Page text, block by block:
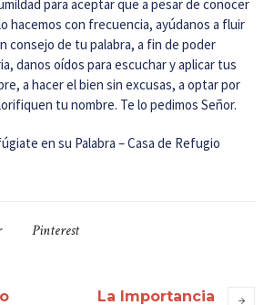
para aceptar que a pesar de conocer
hacemos con frecuencia, ayúdanos a fluir
consejo de tu palabra, a fin de poder
danos oídos para escuchar y aplicar tus
a hacer el bien sin excusas, a optar por
tu nombre. Te lo pedimos Señor.
en su Palabra – Casa de Refugio
Pinterest
La Importancia